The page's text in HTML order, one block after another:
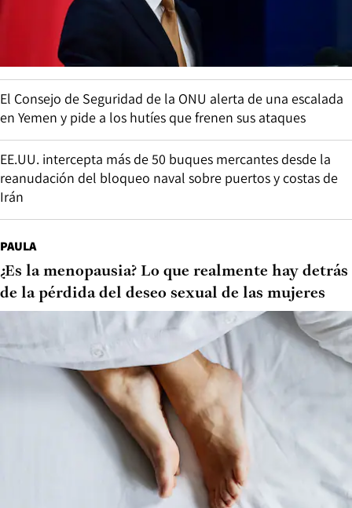
El Consejo de Seguridad de la ONU alerta de una escalada
en Yemen y pide a los hutíes que frenen sus ataques
EE.UU. intercepta más de 50 buques mercantes desde la
reanudación del bloqueo naval sobre puertos y costas de
Irán
PAULA
¿Es la menopausia? Lo que realmente hay detrás
de la pérdida del deseo sexual de las mujeres